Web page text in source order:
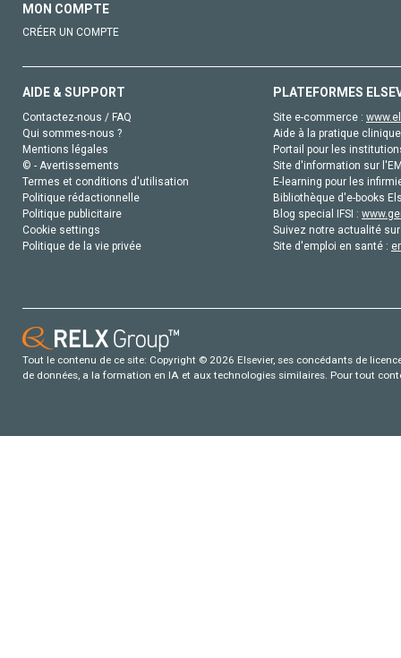
MON COMPTE
CRÉER UN COMPTE
AIDE & SUPPORT
Contactez-nous / FAQ
Qui sommes-nous ?
Mentions légales
© - Avertissements
Termes et conditions d'utilisation
Politique rédactionnelle
Politique publicitaire
Cookie settings
Politique de la vie privée
PLATEFORMES
Site e-commerce :
Aide à la pratique
Portail pour les
Site d'information sur
E-learning pour les
Bibliothèque d'e-books
Blog special IFSI :
Suivez notre actualité
Site d'emploi en santé :
Tout le contenu de ce site: Copyright © 2026 Elsevier, ses concédants de
de données, a la formation en IA et aux technologies similaires. Pour tout